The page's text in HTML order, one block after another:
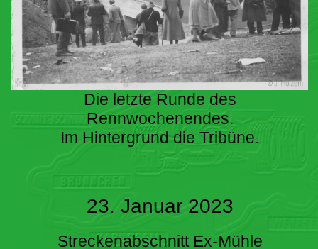
Die letzte Runde des
Rennwochenendes.
Im Hintergrund die Tribüne.
23. Januar 2023
Streckenabschnitt Ex-Mühle